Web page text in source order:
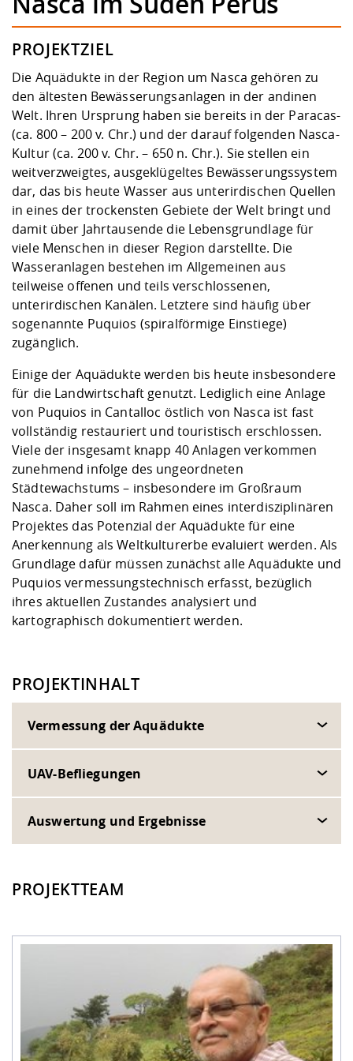
Checkliste zum
und Physik
Digitales Lernen
Fremdsprachen
Jobs, Praktika,
Studentenwerk
Angebote der
Arbeit
Career Service
Weiterbilden im
Formulare und
Internationale
Gründung und
Kooperationen
Klimaschutz &
Förderverein
Informatik/
Maschinenbau
Angebote für Unternehmen
Kontakt und Anfahrt
Qualitätssicherung
PROJEKTZIEL
Die Aquädukte in der Region um Nasca gehören zu
den ältesten Bewässerungsanlagen in der andinen
Welt. Ihren Ursprung haben sie bereits in der Paracas-
(ca. 800 – 200 v. Chr.) und der darauf folgenden Nasca-
Kultur (ca. 200 v. Chr. – 650 n. Chr.). Sie stellen ein
weitverzweigtes, ausgeklügeltes Bewässerungssystem
dar, das bis heute Wasser aus unterirdischen Quellen
in eines der trockensten Gebiete der Welt bringt und
damit über Jahrtausende die Lebensgrundlage für
viele Menschen in dieser Region darstellte. Die
Wasseranlagen bestehen im Allgemeinen aus
teilweise offenen und teils verschlossenen,
unterirdischen Kanälen. Letztere sind häufig über
sogenannte Puquios (spiralförmige Einstiege)
zugänglich.
Einige der Aquädukte werden bis heute insbesondere
für die Landwirtschaft genutzt. Lediglich eine Anlage
von Puquios in Cantalloc östlich von Nasca ist fast
vollständig restauriert und touristisch erschlossen.
Viele der insgesamt knapp 40 Anlagen verkommen
zunehmend infolge des ungeordneten
Städtewachstums – insbesondere im Großraum
Nasca. Daher soll im Rahmen eines interdisziplinären
Projektes das Potenzial der Aquädukte für eine
Anerkennung als Weltkulturerbe evaluiert werden. Als
Grundlage dafür müssen zunächst alle Aquädukte und
Puquios vermessungstechnisch erfasst, bezüglich
ihres aktuellen Zustandes analysiert und
kartographisch dokumentiert werden.
PROJEKTINHALT
Vermessung der Aquädukte
UAV-Befliegungen
Auswertung und Ergebnisse
PROJEKTTEAM